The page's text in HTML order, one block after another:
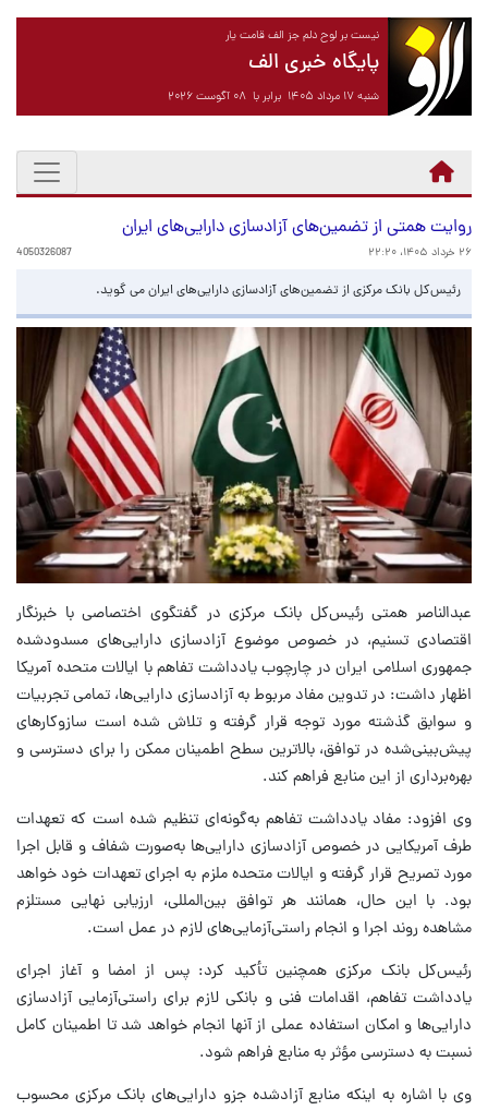
نیست بر لوح دلم جز الف قامت یار
پایگاه خبری الف
شنبه ۱۷ مرداد ۱۴۰۵ برابر با ۰۸ آگوست ۲۰۲۶
روایت همتی از تضمین‌های آزادسازی دارایی‌های ایران
۲۶ خرداد ۱۴۰۵، ۲۲:۲۰ 4050326087
رئیس‌کل بانک مرکزی از تضمین‌های آزادسازی دارایی‌های ایران می گوید.
عبدالناصر همتی رئیس‌کل بانک مرکزی در گفتگوی اختصاصی با خبرنگار
اقتصادی تسنیم، در خصوص موضوع آزادسازی دارایی‌های مسدودشده
جمهوری اسلامی ایران در چارچوب یادداشت تفاهم با ایالات متحده آمریکا
اظهار داشت: در تدوین مفاد مربوط به آزادسازی دارایی‌ها، تمامی تجربیات
و سوابق گذشته مورد توجه قرار گرفته و تلاش شده است سازوکارهای
پیش‌بینی‌شده در توافق، بالاترین سطح اطمینان ممکن را برای دسترسی و
بهره‌برداری از این منابع فراهم کند.
وی افزود: مفاد یادداشت تفاهم به‌گونه‌ای تنظیم شده است که تعهدات
طرف آمریکایی در خصوص آزادسازی دارایی‌ها به‌صورت شفاف و قابل اجرا
مورد تصریح قرار گرفته و ایالات متحده ملزم به اجرای تعهدات خود خواهد
بود. با این حال، همانند هر توافق بین‌المللی، ارزیابی نهایی مستلزم
مشاهده روند اجرا و انجام راستی‌آزمایی‌های لازم در عمل است.
رئیس‌کل بانک مرکزی همچنین تأکید کرد: پس از امضا و آغاز اجرای
یادداشت تفاهم، اقدامات فنی و بانکی لازم برای راستی‌آزمایی آزادسازی
دارایی‌ها و امکان استفاده عملی از آنها انجام خواهد شد تا اطمینان کامل
نسبت به دسترسی مؤثر به منابع فراهم شود.
وی با اشاره به اینکه منابع آزادشده جزو دارایی‌های بانک مرکزی محسوب